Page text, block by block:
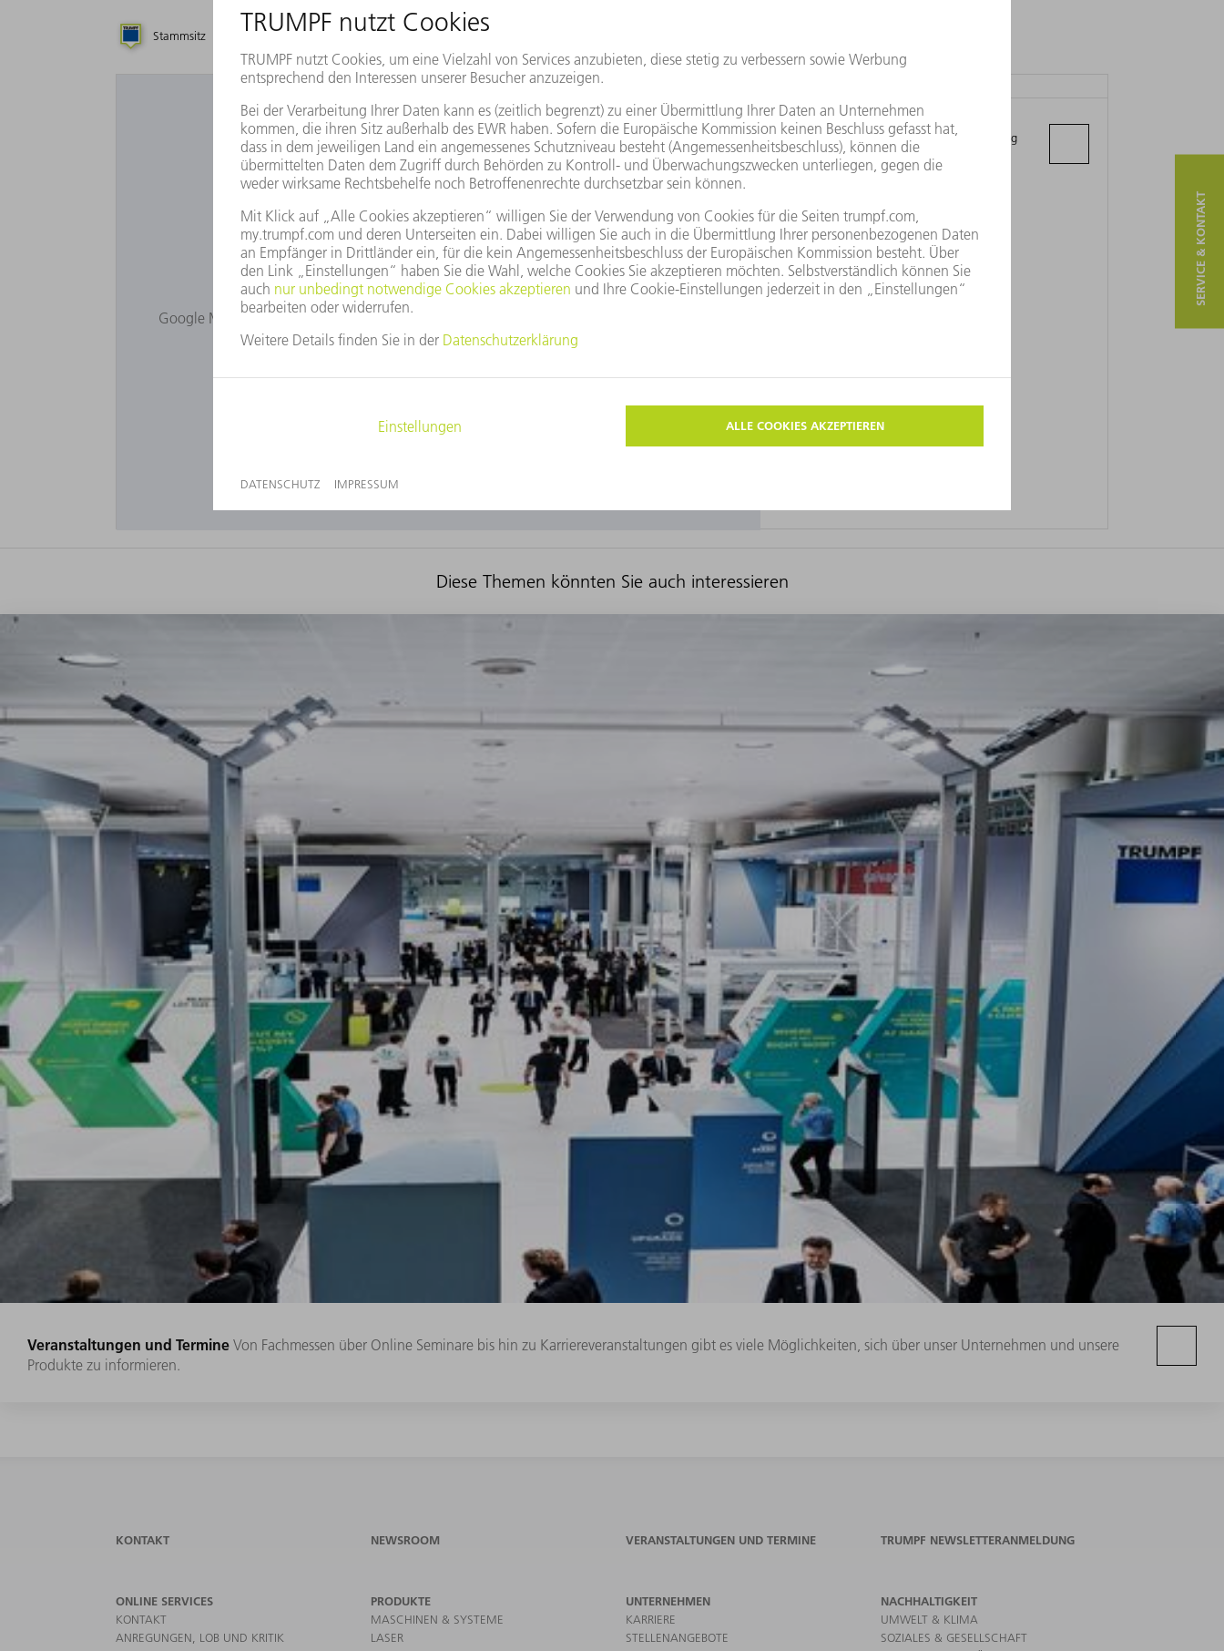
Stammsitz Tochtergesellschaft Vertretung
Sie möchten Google Maps nutzen?
Google Maps wird Ihnen nicht angezeigt, da Sie unseren Cookies nicht zugestimmt haben.
Bitte passen Sie IhrePrivatsphäre-Einstellungenan.
TRUMPF CHINA (HONG KONG) LTD.
23/F, Tower A, Southmark, 11 Yip Hing
Street, Wong Chuk Hang
- Hong Kong
Diese Themen könnten Sie auch interessieren
Veranstaltungen und Termine Von Fachmessen über Online Seminare bis hin zu Karriereveranstaltungen gibt es viele Möglichkeiten, sich über unser Unternehmen und unsere
Produkte zu informieren.
SERVICE & KONTAKT
KONTAKT NEWSROOM VERANSTALTUNGEN UND TERMINE TRUMPF NEWSLETTERANMELDUNG
ONLINE SERVICES
KONTAKT
ANREGUNGEN, LOB UND KRITIK
PRODUKTE
MASCHINEN & SYSTEME
LASER
UNTERNEHMEN
KARRIERE
STELLENANGEBOTE
NACHHALTIGKEIT
UMWELT & KLIMA
SOZIALES & GESELLSCHAFT